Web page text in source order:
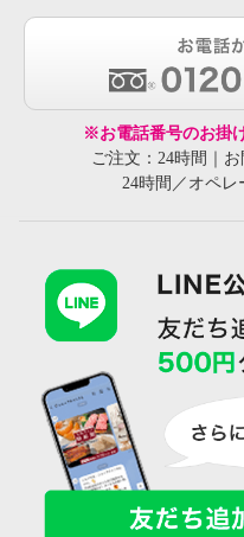
※お電話番号のお掛
ご注文：24時間｜
24時間／オペレ